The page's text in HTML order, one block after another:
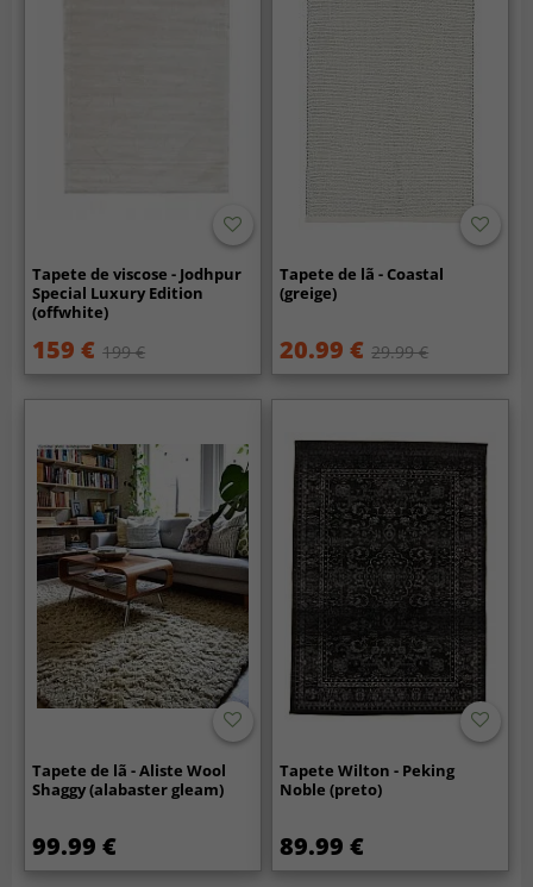
Tapete de viscose - Jodhpur
Special Luxury Edition
(offwhite)
159 € 199 €
Tapete de lã - Coastal
(greige)
20.99 € 29.99 €
Tapete de lã - Aliste Wool
Shaggy (alabaster gleam)
99.99 €
Tapete Wilton - Peking
Noble (preto)
89.99 €